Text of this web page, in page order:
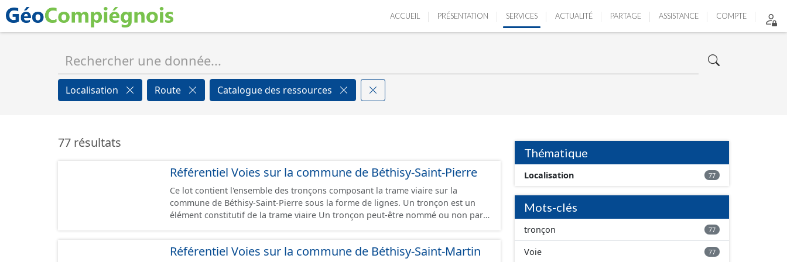
ACCUEIL PRÉSENTATION SERVICES ACTUALITÉ PARTAGE ASSISTANCE COMPTE
Localisation Route Catalogue des ressources
77 résultats
Référentiel Voies sur la commune de Béthisy-Saint-Pierre
Ce lot contient l'ensemble des tronçons composant la trame viaire sur la
commune de Béthisy-Saint-Pierre sous la forme de lignes. Un tronçon est un
élément constitutif de la trame viaire Un tronçon peut-être nommé ou non par
topologiques : les extrémités d’un tronçon correspondent à des intersections ou
Référentiel Voies sur la commune de Béthisy-Saint-Martin
Thématique
Localisation 77
Mots-clés
tronçon 77
Voie 77